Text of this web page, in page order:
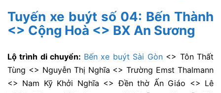
Tuyến xe buýt số 04: Bến Thành
<> Cộng Hoà <> BX An Sương
Lộ trình di chuyển: Bến xe buýt Sài Gòn<> Tôn Thất
Tùng <> Nguyễn Thị Nghĩa <> Trường Emst Thalmann
<> Nam Kỹ Khởi Nghĩa <> Đền thờ Ấn Giáo <> Lê